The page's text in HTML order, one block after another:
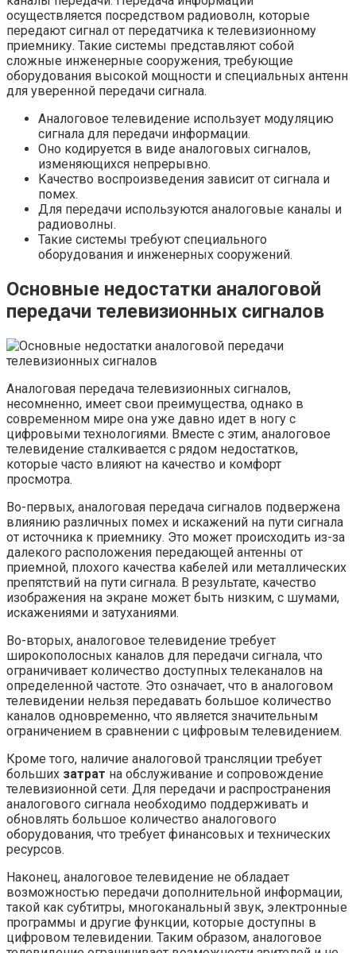
осуществляется посредством радиоволн, которые
передают сигнал от передатчика к телевизионному
приемнику. Такие системы представляют собой
сложные инженерные сооружения, требующие
оборудования высокой мощности и специальных антенн
для уверенной передачи сигнала.
Аналоговое телевидение использует модуляцию
сигнала для передачи информации.
Оно кодируется в виде аналоговых сигналов,
изменяющихся непрерывно.
Качество воспроизведения зависит от сигнала и
помех.
Для передачи используются аналоговые каналы и
радиоволны.
Такие системы требуют специального
оборудования и инженерных сооружений.
Основные недостатки аналоговой
передачи телевизионных сигналов
Аналоговая передача телевизионных сигналов,
несомненно, имеет свои преимущества, однако в
современном мире она уже давно идет в ногу с
цифровыми технологиями. Вместе с этим, аналоговое
телевидение сталкивается с рядом недостатков,
которые часто влияют на качество и комфорт
просмотра.
Во-первых, аналоговая передача сигналов подвержена
влиянию различных помех и искажений на пути сигнала
от источника к приемнику. Это может происходить из-за
далекого расположения передающей антенны от
приемной, плохого качества кабелей или металлических
препятствий на пути сигнала. В результате, качество
изображения на экране может быть низким, с шумами,
искажениями и затуханиями.
Во-вторых, аналоговое телевидение требует
широкополосных каналов для передачи сигнала, что
ограничивает количество доступных телеканалов на
определенной частоте. Это означает, что в аналоговом
телевидении нельзя передавать большое количество
каналов одновременно, что является значительным
ограничением в сравнении с цифровым телевидением.
Кроме того, наличие аналоговой трансляции требует
больших затрат на обслуживание и сопровождение
телевизионной сети. Для передачи и распространения
аналогового сигнала необходимо поддерживать и
обновлять большое количество аналогового
оборудования, что требует финансовых и технических
ресурсов.
Наконец, аналоговое телевидение не обладает
возможностью передачи дополнительной информации,
такой как субтитры, многоканальный звук, электронные
программы и другие функции, которые доступны в
цифровом телевидении. Таким образом, аналоговое